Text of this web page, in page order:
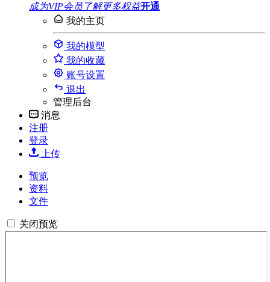
成为VIP会员 了解更多权益开通
我的主页
我的模型
我的收藏
账号设置
退出
管理后台
消息
注册
登录
上传
预览
资料
文件
关闭预览